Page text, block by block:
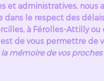
et administratives, nous
dans le respect des
à Férolles-Attilly ou
de vous permettre de
mémoire de vos proches